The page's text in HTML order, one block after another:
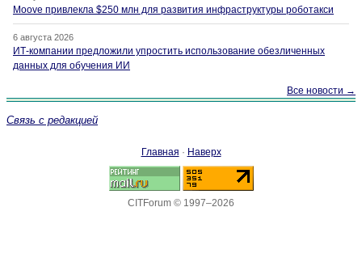
Moove привлекла $250 млн для развития инфраструктуры роботакси
6 августа 2026
ИТ-компании предложили упростить использование обезличенных
данных для обучения ИИ
Все новости →
Связь с редакцией
Главная · Наверх
CITForum © 1997–2026